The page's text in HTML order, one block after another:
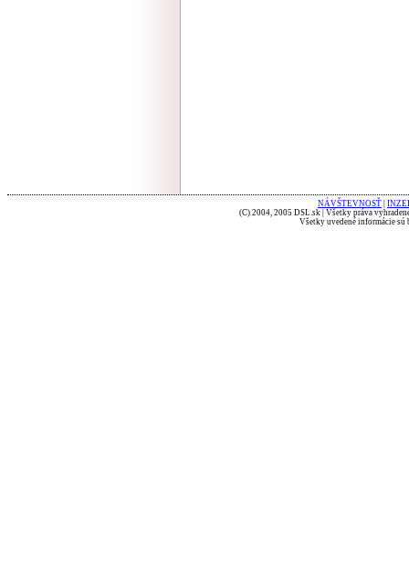
NÁVŠTEVNOSŤ
(C) 2004, 2005 DSL.sk | Všetky práva
Všetky uvedené informácie sú